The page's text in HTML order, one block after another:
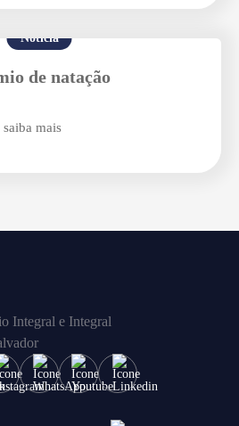
Notícia
de natação
saiba mais